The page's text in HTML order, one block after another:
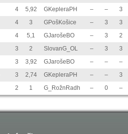
4 5,92 GKepleraPH – – 3
4 3 GPošKošice – 3 3
4 5,1 GJarošeBO – 3 2
3 2 SlovanG_OL – 3 3
3 3,92 GJarošeBO – – –
3 2,74 GKepleraPH – – 3
2 1 G_RožnRadh – 0 –